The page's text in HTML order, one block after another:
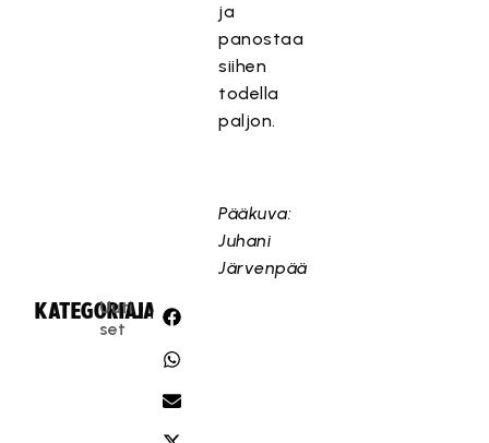
ja
panostaa
siihen
todella
paljon.
Pääkuva:
Juhani
Järvenpää
KATEGORIA:
Uuti
set
JAA: